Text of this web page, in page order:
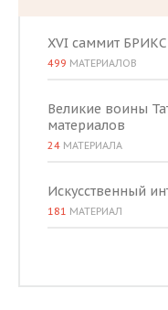
XVI саммит
499 МАТЕРИАЛОВ
Великие воины
материалов
24 МАТЕРИАЛА
Искусственный
181 МАТЕРИАЛ